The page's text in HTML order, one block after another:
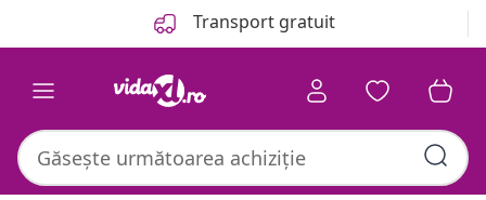
Transport gratuit